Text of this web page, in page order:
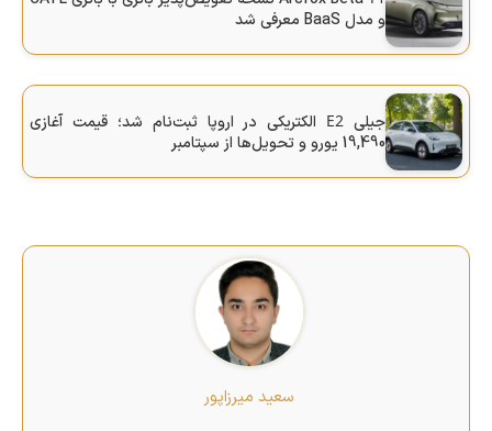
و مدل BaaS معرفی شد
جیلی E2 الکتریکی در اروپا ثبت‌نام شد؛ قیمت آغازی
19,490 یورو و تحویل‌ها از سپتامبر
سعید میرزاپور